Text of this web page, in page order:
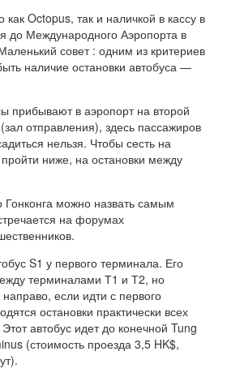
Octopus, так и наличкой в кассу в
до Международного Аэропорта в
совет : одним из критериев
наличие остановки автобуса —
прибывают в аэропорт на второй
отправления), здесь пассажиров
нельзя. Чтобы сесть на
ниже, на остановки между
Гонконга можно назвать самым
на форумах
S1 у первого терминала. Его
терминалами Т1 и Т2, но
если идти с первого
остановки практически всех
автобус идет до конечной Tung
(стоимость проезда 3,5 HK$,